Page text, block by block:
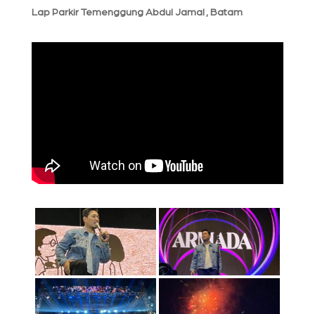
Lap Parkir Temenggung Abdul Jamal , Batam